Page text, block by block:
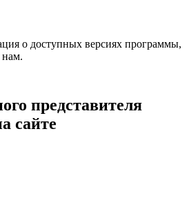
о доступных версиях программы,
нам.
представителя
сайте